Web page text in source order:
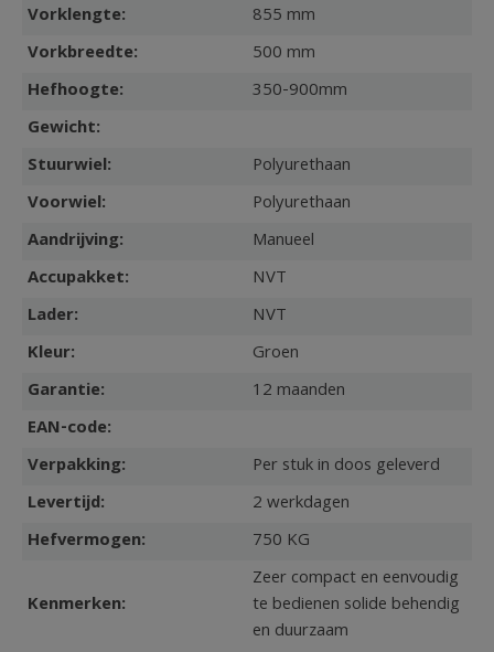
Vorklengte:
855 mm
Vorkbreedte:
500 mm
Hefhoogte:
350-900mm
Gewicht:
Stuurwiel:
Polyurethaan
Voorwiel:
Polyurethaan
Aandrijving:
Manueel
Accupakket:
NVT
Lader:
NVT
Kleur:
Groen
Garantie:
12 maanden
EAN-code:
Verpakking:
Per stuk in doos geleverd
Levertijd:
2 werkdagen
Hefvermogen:
750 KG
Kenmerken:
Zeer compact en eenvoudig
te bedienen solide behendig
en duurzaam